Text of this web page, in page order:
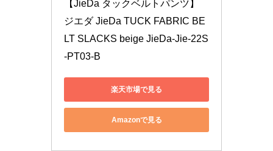
【JieDa タックベルトパンツ】
ジエダ JieDa TUCK FABRIC BE
LT SLACKS beige JieDa-Jie-22S
-PT03-B
楽天市場で見る
Amazonで見る